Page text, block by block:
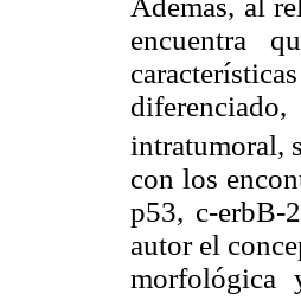
encuentra
intratumoral,
con los
p53, c-erbB-
autor el
morfológica